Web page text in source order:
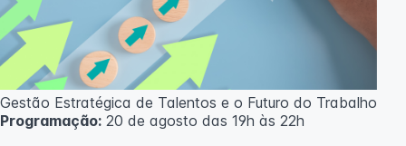
caso não atinja o número mínimo de 20 inscritos.
Professora:Rosana Ravaglia
Gestão Estratégica de Talentos e o Futuro do Trabalho
Programação:20 de agosto das 19h às 22h